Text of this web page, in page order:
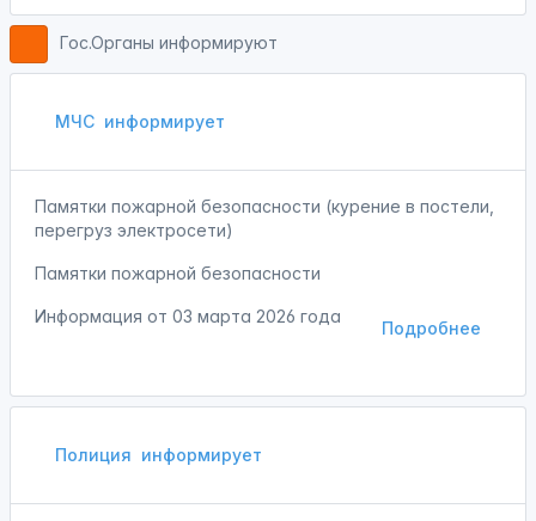
Гос.Органы информируют
МЧС информирует
Памятки пожарной безопасности (курение в постели,
перегруз электросети)
Памятки пожарной безопасности
Подробнее
Информация от 03 марта 2026 года
Полиция информирует